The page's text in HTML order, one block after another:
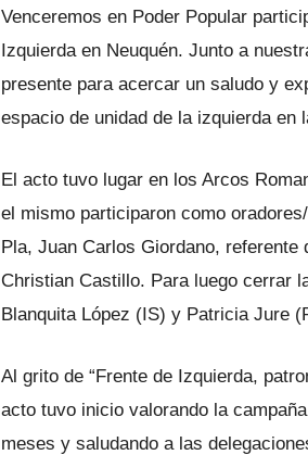
Venceremos en Poder Popular
Izquierda en Neuquén. Junto a
presente para acercar un saludo y
espacio de unidad de la izquierda en
El acto tuvo lugar en los Arcos
el mismo participaron como
Pla, Juan Carlos Giordano,
Christian Castillo. Para luego cerrar
Blanquita López (IS) y Patricia Jure
Al grito de “Frente de Izquierda,
acto tuvo inicio valorando la
meses y saludando a las